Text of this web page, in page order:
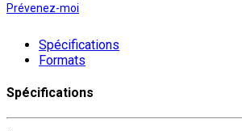
Prévenez-moi
Spécifications
Formats
Spécifications